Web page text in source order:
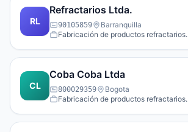
RL
Refractarios Ltda.
90105859
Barranquilla
Fabricación de productos refractarios.
CL
Coba Coba Ltda
800029359
Bogota
Fabricación de productos refractarios.